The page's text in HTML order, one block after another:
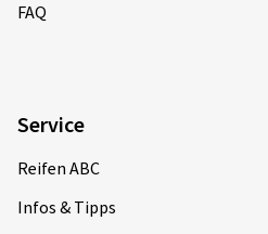
FAQ
Service
Reifen ABC
Infos & Tipps